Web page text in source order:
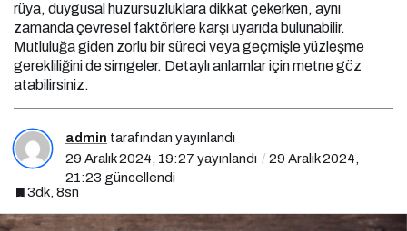
rüya, duygusal huzursuzluklara dikkat çekerken, aynı
zamanda çevresel faktörlere karşı uyarıda bulunabilir.
Mutluluğa giden zorlu bir süreci veya geçmişle yüzleşme
gerekliliğini de simgeler. Detaylı anlamlar için metne göz
atabilirsiniz.
admin tarafından yayınlandı
29 Aralık 2024, 19:27 yayınlandı
29 Aralık 2024,
21:23 güncellendi
3dk, 8sn